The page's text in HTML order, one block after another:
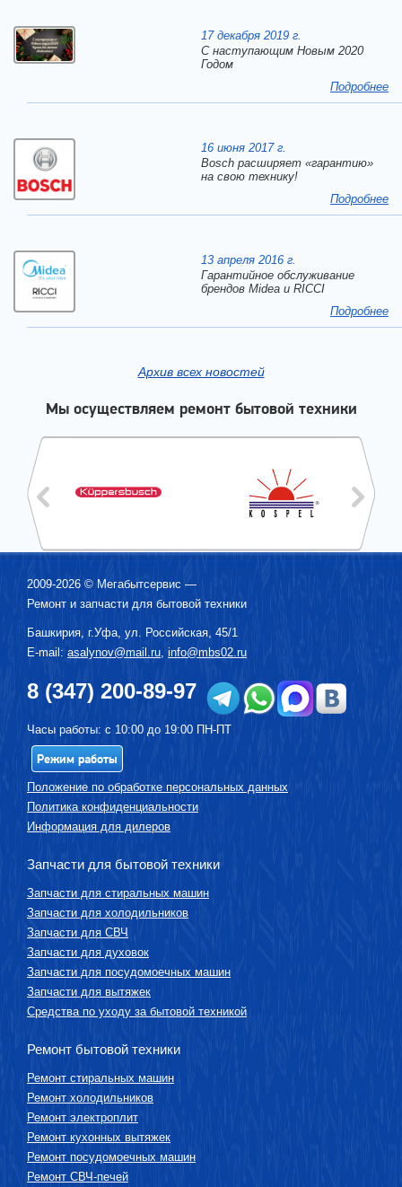
17 декабря 2019 г.
C наступающим Новым 2020
Годом
Подробнее
16 июня 2017 г.
Bosch расширяет «гарантию»
на свою технику!
Подробнее
13 апреля 2016 г.
Гарантийное обслуживание
брендов Midea и RICCI
Подробнее
Архив всех новостей
Мы осуществляем ремонт бытовой техники
2009-2026 © Мегабытсервис —
Ремонт и запчасти для бытовой техники
Башкирия, г.Уфа, ул. Российская, 45/1
E-mail: asalynov@mail.ru, info@mbs02.ru
8 (347) 200-89-97
Часы работы: с 10:00 до 19:00 ПН-ПТ
Режим работы
Положение по обработке персональных данных
Политика конфиденциальности
Информация для дилеров
Запчасти для бытовой техники
Запчасти для стиральных машин
Запчасти для холодильников
Запчасти для СВЧ
Запчасти для духовок
Запчасти для посудомоечных машин
Запчасти для вытяжек
Средства по уходу за бытовой техникой
Ремонт бытовой техники
Ремонт стиральных машин
Ремонт холодильников
Ремонт электроплит
Ремонт кухонных вытяжек
Ремонт посудомоечных машин
Ремонт СВЧ-печей